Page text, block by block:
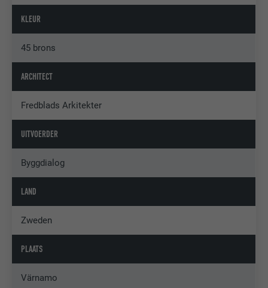
KLEUR
45 brons
ARCHITECT
Fredblads Arkitekter
UITVOERDER
Byggdialog
LAND
Zweden
PLAATS
Värnamo